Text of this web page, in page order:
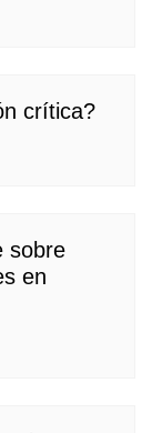
crítica?
sobre
en